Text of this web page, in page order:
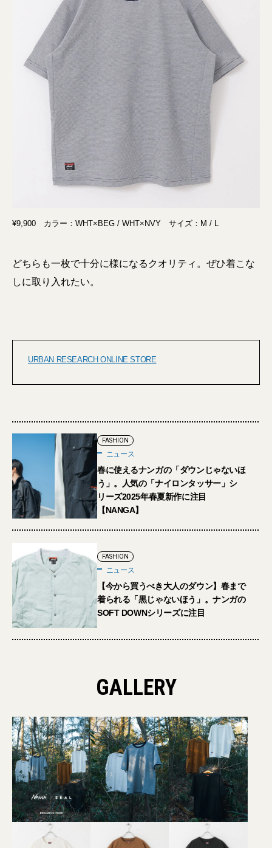
¥9,900 カラー：WHT×BEG / WHT×NVY サイズ：M / L
どちらも一枚で十分に様になるクオリティ。ぜひ着こな
しに取り入れたい。
URBAN RESEARCH ONLINE STORE
FASHION
ニュース
春に使えるナンガの「ダウンじゃないほ
う」。人気の「ナイロンタッサー」シ
リーズ2025年春夏新作に注目
【NANGA】
FASHION
ニュース
【今から買うべき大人のダウン】春まで
着られる「黒じゃないほう」。ナンガの
SOFT DOWNシリーズに注目
GALLERY